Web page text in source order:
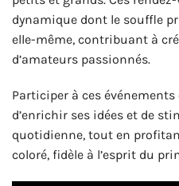
dynamique dont le souffle
elle-même, contribuant à
d’amateurs passionnés.
Participer à ces
d’enrichir ses idées et de
quotidienne, tout en
coloré, fidèle à l’esprit du